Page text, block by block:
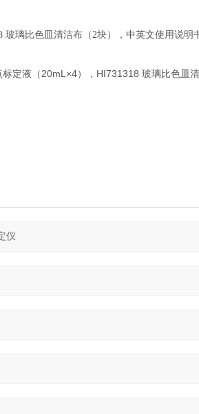
璃比色皿清洁布（2块），中英文使用说明
定液（20mL×4），HI731318 玻璃比色皿